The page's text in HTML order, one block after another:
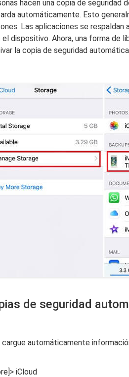
hacen una copia de seguridad
automáticamente. Esto
Las aplicaciones se respaldan
dispositivo. Ahora, una forma de
la copia de seguridad
de seguridad
automáticamente
iCloud